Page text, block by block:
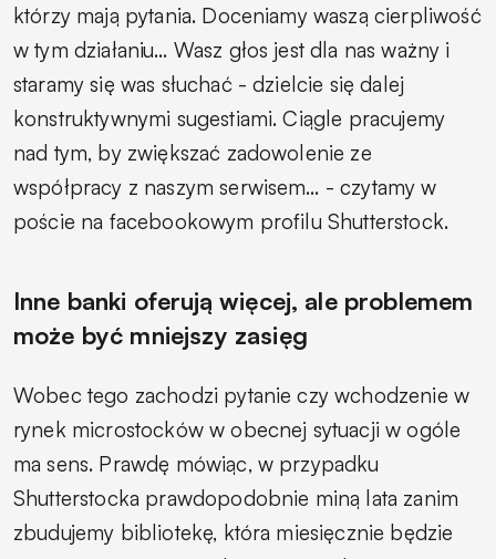
którzy mają pytania. Doceniamy waszą cierpliwość
w tym działaniu… Wasz głos jest dla nas ważny i
staramy się was słuchać - dzielcie się dalej
konstruktywnymi sugestiami. Ciągle pracujemy
nad tym, by zwiększać zadowolenie ze
współpracy z naszym serwisem… - czytamy w
poście na facebookowym profilu Shutterstock.
Inne banki oferują więcej, ale problemem
może być mniejszy zasięg
Wobec tego zachodzi pytanie czy wchodzenie w
rynek microstocków w obecnej sytuacji w ogóle
ma sens. Prawdę mówiąc, w przypadku
Shutterstocka prawdopodobnie miną lata zanim
zbudujemy bibliotekę, która miesięcznie będzie